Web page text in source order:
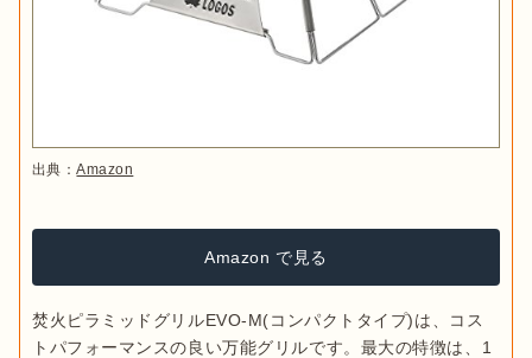
出典：Amazon
Amazon で見る
焚火ピラミッドグリルEVO-M(コンパクトタイプ)は、コス
トパフォーマンスの良い万能グリルです。最大の特徴は、1